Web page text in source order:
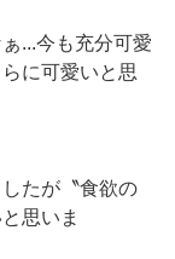
...今も充分可愛
に可愛いと思
たが〝食欲の
思いま